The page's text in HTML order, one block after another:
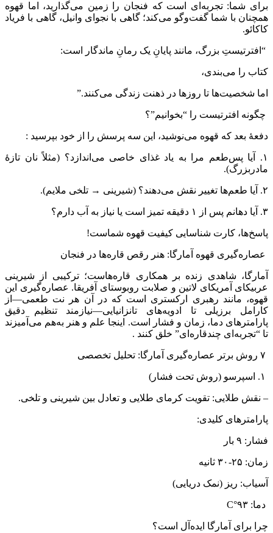
برای شما: تجربه‌ای است که فنجان را زمین می‌گذارید، اما قهوه
همچنان با شما گفت‌وگو می‌کند؛ گاهی با نجوای وانیل، گاهی با فریاد
کاکائو.
“افترتیستِ بزرگ، مانند پایانِ یک رمانِ ماندگار است:
کتاب را می‌بندی،
اما شخصیت‌ها تا روزها در ذهنت زندگی می‌کنند.”
چگونه افترتیست را “بخوانیم”؟
دفعهٔ بعد که قهوه می‌نوشید، این سه پرسش را از خود بپرسید :
۱. آیا پس‌طعم مرا به یاد غذای خاصی می‌اندازد؟ (مثلاً نان تازهٔ
مادربزرگ).
۲. آیا طعم‌ها تغییر نقش می‌دهند؟ (شیرینی → تلخی ملایم).
۳. آیا دهانم پس از ۱ دقیقه تمیز است یا نیاز به آب دارم؟
پاسخ‌ها، کارت شناسایی کیفیت قهوه شماست!
عصاره‌گیری قهوه آمارگا: هنر رقص قاره‌ها در فنجان
آمارگا، شاهدی زنده بر همکاری قاره‌هاست؛ ترکیبی از شیرینی
عربیکای آمریکای لاتین و صلابت روبوستای آفریقا. عصاره‌گیری این
قهوه، مانند رهبری ارکستری است که در آن هر نت طعمی—از
کارامل برزیلی تا ادویه‌های تانزانیایی—نیازمند تنظیم دقیق
پارامترهای دما، زمان و فشار است. اینجا علم و هنر به‌هم می‌آمیزند
تا “تجربه‌ای چندقاره‌ای” خلق کنند .
– نقش طلایی: تقویت کرمای طلایی و تعادل بین شیرینی و تلخی.
پارامترهای کلیدی:
فشار: ۹ بار
زمان: ۲۵-۳۰ ثانیه
آسیاب: ریز (نمک دریایی)
دما: ۹۳°C
چرا برای آمارگا ایده‌آل است؟